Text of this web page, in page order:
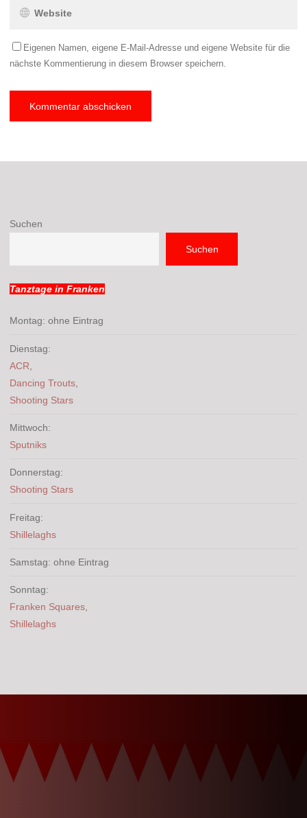
Eigenen Namen, eigene E-Mail-Adresse und eigene Website für die
nächste Kommentierung in diesem Browser speichern.
Suchen
Suchen
Tanztage in Franken
Montag: ohne Eintrag
Dienstag:
ACR
Dancing Trouts
Shooting Stars
Mittwoch:
Sputniks
Donnerstag:
Shooting Stars
Freitag:
Shillelaghs
Samstag: ohne Eintrag
Sonntag:
Franken Squares,
Shillelaghs